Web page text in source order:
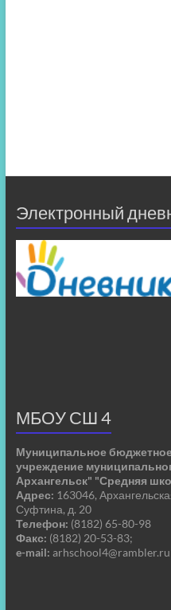
Электронный
МБОУ СШ 4
Муниципальное
учреждение
Архангельск" "Средняя
Адрес: 163046,
Суфтина, д. 20
Телефон: (8182) 65-80-98
Факс: (8182) 20-53-83;
e-mail: arhschool4@rambler.ru